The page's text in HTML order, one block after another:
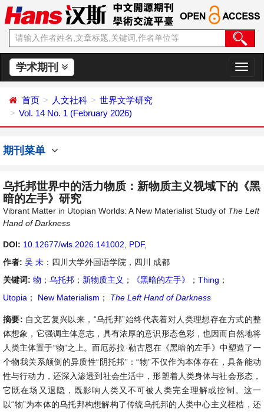
学术期刊
切
换
首页 人文社科
世界文学研究
Vol. 14 No. 1 (February 2026)
期刊菜单
乌托邦世界中的活力物质：新物质主义视域下的《黑
暗的左手》研究
Vibrant Matter in Utopian Worlds: A New Materialist Study of The Left
Hand of Darkness
DOI: 10.12677/wls.2026.141002 PDF,
作者: 吴 未 ：四川大学外国语学院，四川 成都
关键词: 物 ； 乌托邦 ； 新物质主义 ； 《黑暗的左手》 ； Thing ；
Utopia ； New Materialism ； The Left Hand of Darkness
摘要: 自文艺复兴以来，“乌托邦”始终代表着对人类理想存在方式的整
体想象，它强调主体意志，具有浓厚的意识形态色彩，也因而自然地将
人类主体置于“物”之上。而厄苏拉·勒古恩在《黑暗的左手》中塑造了一
个物我关系颠倒的异质性“阴托邦”：“物”不仅作为本体存在，具备能动
性与行动力，还深入渗透到社会生活中，形塑着人类身体与社会形态，
它既在场又退隐，既影响人类又不可被人类完全理解或控制。这一
以“物”为本体的乌托邦构想解构了传统乌托邦的人类中心主义桎梏，还